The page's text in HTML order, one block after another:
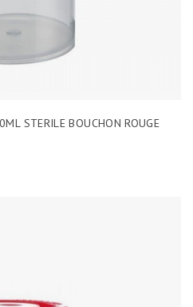
STERILE BOUCHON ROUGE